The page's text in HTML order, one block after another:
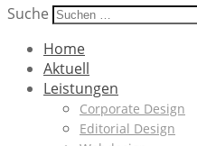
Suche
Home
Aktuell
Leistungen
Corporate Design
Editorial Design